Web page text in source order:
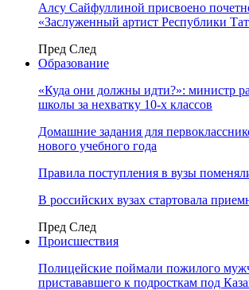
Алсу Сайфуллиной присвоено
«Заслуженный артист Республики
Пред След
Образование
«Куда они должны идти?»: министр
школы за нехватку 10-х классов
Домашние задания для
нового учебного года
Правила поступления в вузы
В российских вузах стартовала
Пред След
Происшествия
Полицейские поймали пожилого
пристававшего к подросткам под